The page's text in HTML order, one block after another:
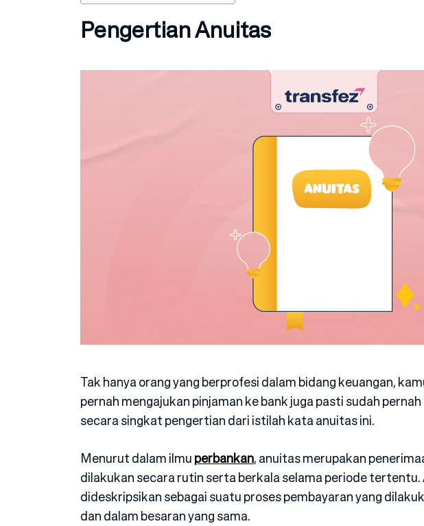
Pengertian Anuitas
Tak hanya orang yang berprofesi dalam bidang keuangan,
pernah mengajukan pinjaman ke bank juga pasti sudah
secara singkat pengertian dari istilah kata anuitas ini.
Menurut dalam ilmuperbankan, anuitas merupakan
dilakukan secara rutin serta berkala selama periode
dideskripsikan sebagai suatu proses pembayaran yang
dan dalam besaran yang sama.